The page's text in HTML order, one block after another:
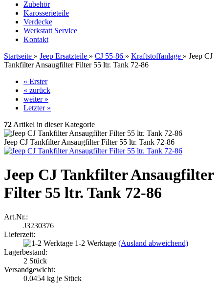
Zubehör
Karosserieteile
Verdecke
Werkstatt Service
Kontakt
Startseite » Jeep Ersatzteile » CJ 55-86 » Kraftstoffanlage » Jeep CJ
Tankfilter Ansaugfilter Filter 55 ltr. Tank 72-86
« Erster
« zurück
weiter »
Letzter »
72 Artikel in dieser Kategorie
Jeep CJ Tankfilter Ansaugfilter Filter 55 ltr. Tank 72-86
Jeep CJ Tankfilter Ansaugfilter
Filter 55 ltr. Tank 72-86
Art.Nr.:
J3230376
Lieferzeit:
1-2 Werktage (Ausland abweichend)
Lagerbestand:
2 Stück
Versandgewicht:
0.0454 kg je Stück